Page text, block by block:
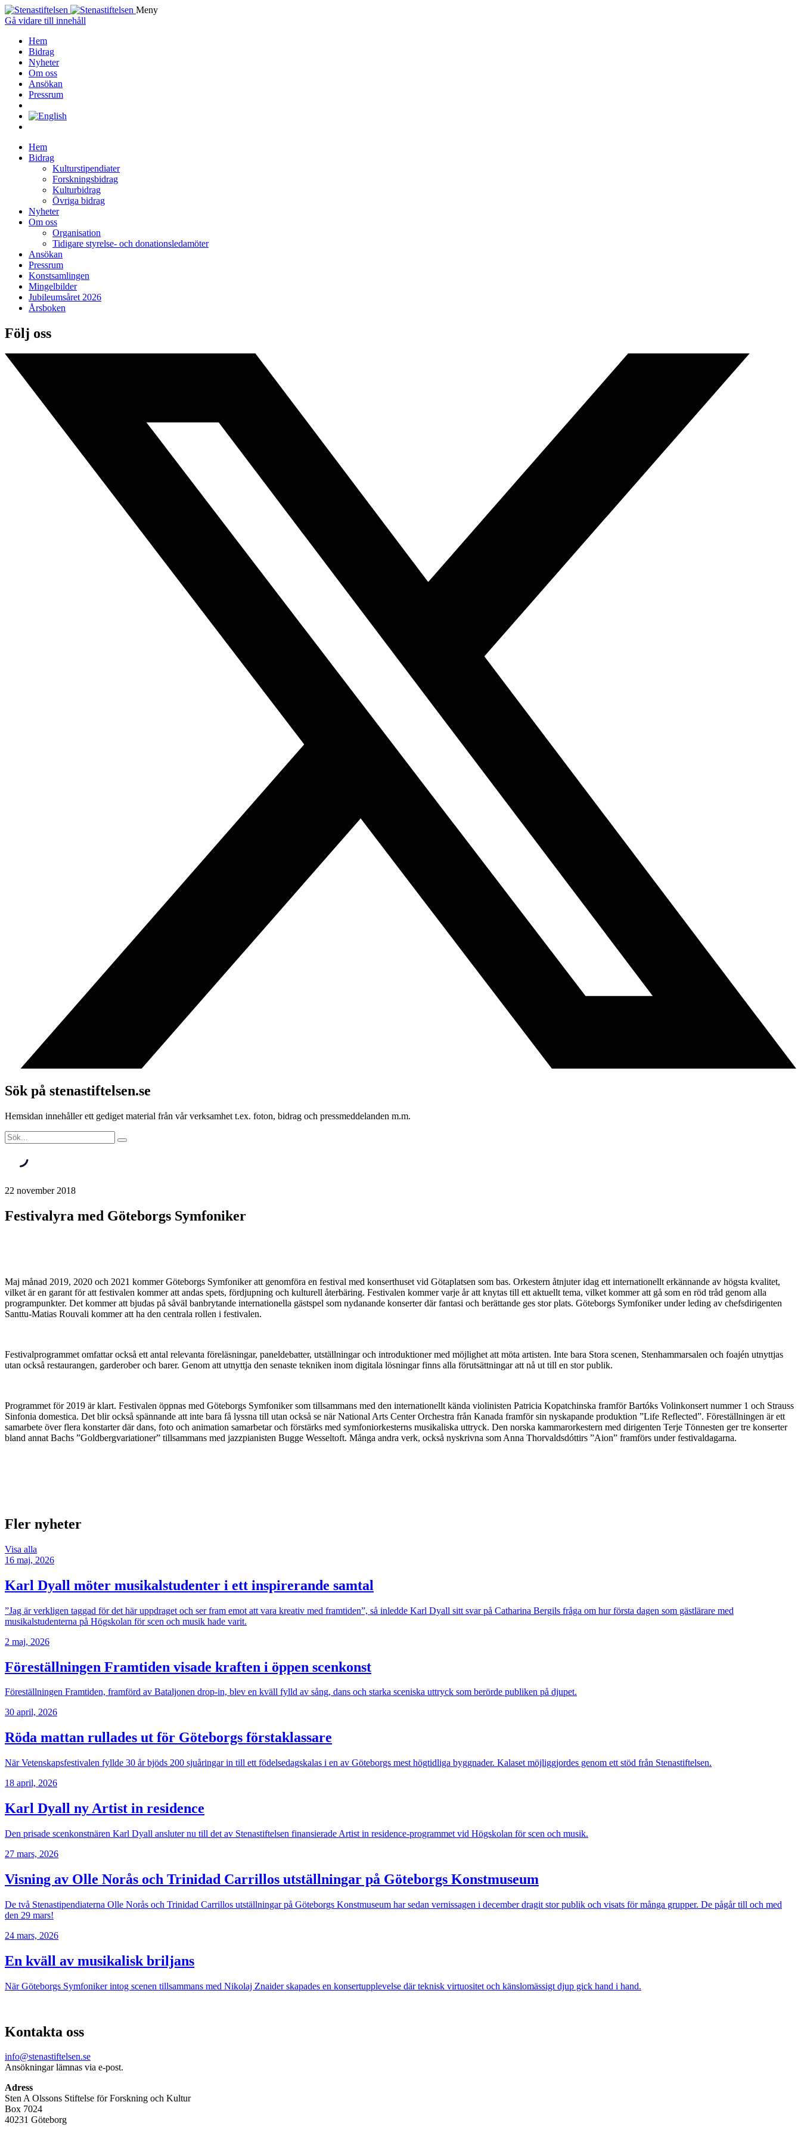
Meny
Gå vidare till innehåll
Hem
Bidrag
Nyheter
Om oss
Ansökan
Pressrum
Hem
Bidrag
Kulturstipendiater
Forskningsbidrag
Kulturbidrag
Övriga bidrag
Nyheter
Om oss
Organisation
Tidigare styrelse- och donationsledamöter
Ansökan
Pressrum
Konstsamlingen
Mingelbilder
Jubileumsåret 2026
Årsboken
Följ oss
Sök på stenastiftelsen.se
Hemsidan innehåller ett gediget material från vår verksamhet t.ex. foton, bidrag och pressmeddelanden m.m.
22 november 2018
Festivalyra med Göteborgs Symfoniker
Maj månad 2019, 2020 och 2021 kommer Göteborgs Symfoniker att genomföra en festival med konserthuset vid Götaplatsen som bas. Orkestern åtnjuter idag ett internationellt erkännande av högsta kvalitet,
vilket är en garant för att festivalen kommer att andas spets, fördjupning och kulturell återbäring. Festivalen kommer varje år att knytas till ett aktuellt tema, vilket kommer att gå som en röd tråd genom alla
programpunkter. Det kommer att bjudas på såväl banbrytande internationella gästspel som nydanande konserter där fantasi och berättande ges stor plats. Göteborgs Symfoniker under leding av chefsdirigenten
Santtu-Matias Rouvali kommer att ha den centrala rollen i festivalen.
Festivalprogrammet omfattar också ett antal relevanta föreläsningar, paneldebatter, utställningar och introduktioner med möjlighet att möta artisten. Inte bara Stora scenen, Stenhammarsalen och foajén utnyttjas
utan också restaurangen, garderober och barer. Genom att utnyttja den senaste tekniken inom digitala lösningar finns alla förutsättningar att nå ut till en stor publik.
Programmet för 2019 är klart. Festivalen öppnas med Göteborgs Symfoniker som tillsammans med den internationellt kända violinisten Patricia Kopatchinska framför Bartóks Volinkonsert nummer 1 och Strauss
Sinfonia domestica. Det blir också spännande att inte bara få lyssna till utan också se när National Arts Center Orchestra från Kanada framför sin nyskapande produktion ”Life Reflected”. Föreställningen är ett
samarbete över flera konstarter där dans, foto och animation samarbetar och förstärks med symfoniorkesterns musikaliska uttryck. Den norska kammarorkestern med dirigenten Terje Tönnesten ger tre konserter
bland annat Bachs ”Goldbergvariationer” tillsammans med jazzpianisten Bugge Wesseltoft. Många andra verk, också nyskrivna som Anna Thorvaldsdóttirs ”Aion” framförs under festivaldagarna.
Fler nyheter
Visa alla
16 maj, 2026
Karl Dyall möter musikalstudenter i ett inspirerande samtal
”Jag är verkligen taggad för det här uppdraget och ser fram emot att vara kreativ med framtiden”, så inledde Karl Dyall sitt svar på Catharina Bergils fråga om hur första dagen som gästlärare med
musikalstudenterna på Högskolan för scen och musik hade varit.
2 maj, 2026
Föreställningen Framtiden visade kraften i öppen scenkonst
Föreställningen Framtiden, framförd av Bataljonen drop-in, blev en kväll fylld av sång, dans och starka sceniska uttryck som berörde publiken på djupet.
30 april, 2026
Röda mattan rullades ut för Göteborgs förstaklassare
När Vetenskapsfestivalen fyllde 30 år bjöds 200 sjuåringar in till ett födelsedagskalas i en av Göteborgs mest högtidliga byggnader. Kalaset möjliggjordes genom ett stöd från Stenastiftelsen.
18 april, 2026
Karl Dyall ny Artist in residence
Den prisade scenkonstnären Karl Dyall ansluter nu till det av Stenastiftelsen finansierade Artist in residence-programmet vid Högskolan för scen och musik.
27 mars, 2026
Visning av Olle Norås och Trinidad Carrillos utställningar på Göteborgs Konstmuseum
De två Stenastipendiaterna Olle Norås och Trinidad Carrillos utställningar på Göteborgs Konstmuseum har sedan vernissagen i december dragit stor publik och visats för många grupper. De pågår till och med
den 29 mars!
24 mars, 2026
En kväll av musikalisk briljans
När Göteborgs Symfoniker intog scenen tillsammans med Nikolaj Znaider skapades en konsertupplevelse där teknisk virtuositet och känslomässigt djup gick hand i hand.
Kontakta oss
info@stenastiftelsen.se
Ansökningar lämnas via e-post.
Adress
Sten A Olssons Stiftelse för Forskning och Kultur
Box 7024
40231 Göteborg